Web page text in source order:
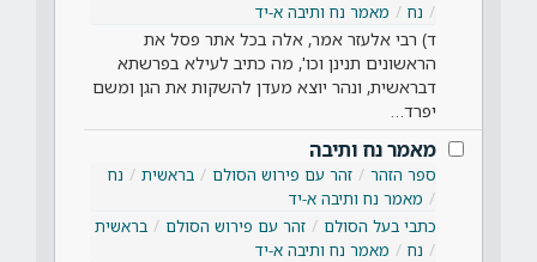
נח
מאמר נח ותיבה א-יד
ד) רבי אלעזר אמר, אלה בכל אתר פסל את
הראשונים תנינן וכו', מה כתיב לעילא בפרשתא
דבראשית, ונהר יוצא מעדן להשקות את הגן ומשם
יפרד…
מאמר נח ותיבה
ספר הזהר זהר עם פירוש הסולם בראשית
נח
מאמר נח ותיבה א-יד
כתבי בעל הסולם
זהר עם פירוש הסולם
בראשית
נח
מאמר נח ותיבה א-יד